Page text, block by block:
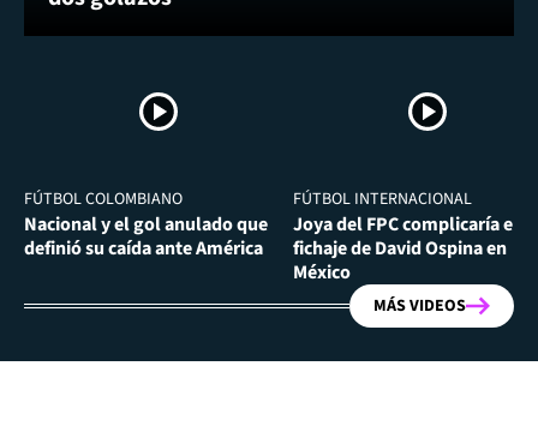
FÚTBOL COLOMBIANO
Nacional y el gol anulado que
definió su caída ante América
FÚTBOL INTERNACIONAL
Joya del FPC complicaría el
fichaje de David Ospina en
México
MÁS VIDEOS